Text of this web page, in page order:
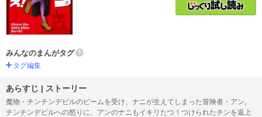
みんなのまんがタグ
タグ編集
あらすじ | ストーリー
魔物・チンチンデビルのビームを受け、ナニが生えてしまった冒険者・アン。
チンチンデビルへの怒りに、アンのナニもイキリたつ！つけられたチンを返上